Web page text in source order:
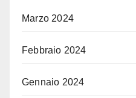
Marzo 2024
Febbraio 2024
Gennaio 2024